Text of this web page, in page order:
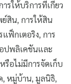
รให้บริการที่เกี่ยว
สิน, การให้สิน
ฟ็กเตอริง, การ
ปพลิเคชันและ
รือไม่มีการจัดเก็บ
หมู่บ้าน, มูลนิธิ,